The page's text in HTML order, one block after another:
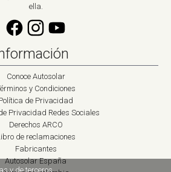
ella.
Conoce Autosolar
y Condiciones
de Privacidad
Privacidad Redes Sociales
Derechos ARCO
de reclamaciones
Fabricantes
Autosolar España
y de terceros